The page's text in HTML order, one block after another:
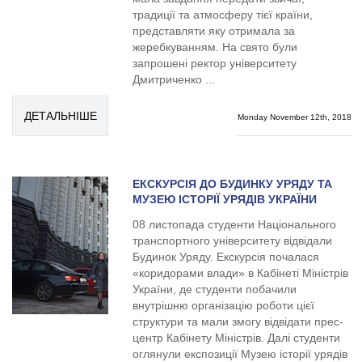
традиції та атмосферу тієї країни,
представляти яку отримала за
жеребкуванням. На свято були
запрошені ректор університету
Дмитриченко ...
ДЕТАЛЬНІШЕ Monday November 12th, 2018
ЕКСКУРСІЯ ДО БУДИНКУ УРЯДУ ТА
МУЗЕЮ ІСТОРІЇ УРЯДІВ УКРАЇНИ
08 листопада студенти Національного
транспортного університету відвідали
Будинок Уряду. Екскурсія почалася
«коридорами влади» в Кабінеті Міністрів
України, де студенти побачили
внутрішню організацію роботи цієї
структури та мали змогу відвідати прес-
центр Кабінету Міністрів. Далі студенти
оглянули експозиції Музею історії урядів